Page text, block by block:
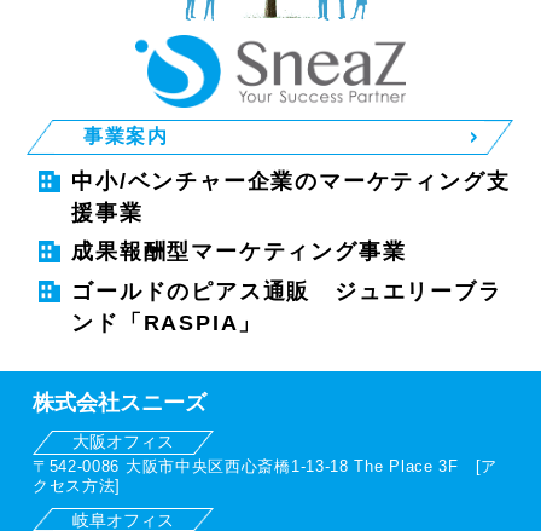
事業案内
中小/ベンチャー企業のマーケティング支
援事業
成果報酬型マーケティング事業
ゴールドのピアス通販 ジュエリーブラ
ンド「RASPIA」
株式会社スニーズ
大阪オフィス
〒542-0086 大阪市中央区西心斎橋1-13-18 The Place 3F [ア
クセス方法]
岐阜オフィス